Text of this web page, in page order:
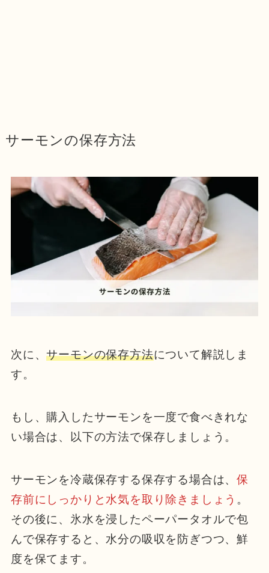
サーモンの保存方法
次に、サーモンの保存方法について解説しま
す。
もし、購入したサーモンを一度で食べきれな
い場合は、以下の方法で保存しましょう。
サーモンを冷蔵保存する保存する場合は、保
存前にしっかりと水気を取り除きましょう 。
その後に、氷水を浸したペーパータオルで包
んで保存すると、水分の吸収を防ぎつつ、鮮
度を保てます。